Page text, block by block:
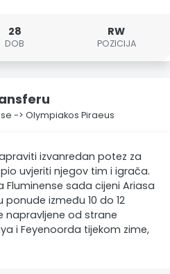
28
DOB
RW
POZICIJA
-> Olympiakos Piraeus
izvanredan potez za
uvjeriti njegov tim i igrača.
Fluminense sada cijeni Ariasa
između 10 do 12
napravljene od strane
i Feyenoorda tijekom zime,